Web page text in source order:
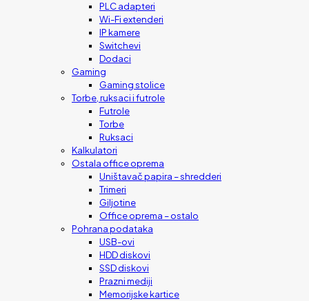
PLC adapteri
Wi-Fi extenderi
IP kamere
Switchevi
Dodaci
Gaming
Gaming stolice
Torbe, ruksaci i futrole
Futrole
Torbe
Ruksaci
Kalkulatori
Ostala office oprema
Uništavač papira – shredderi
Trimeri
Giljotine
Office oprema – ostalo
Pohrana podataka
USB-ovi
HDD diskovi
SSD diskovi
Prazni mediji
Memorijske kartice